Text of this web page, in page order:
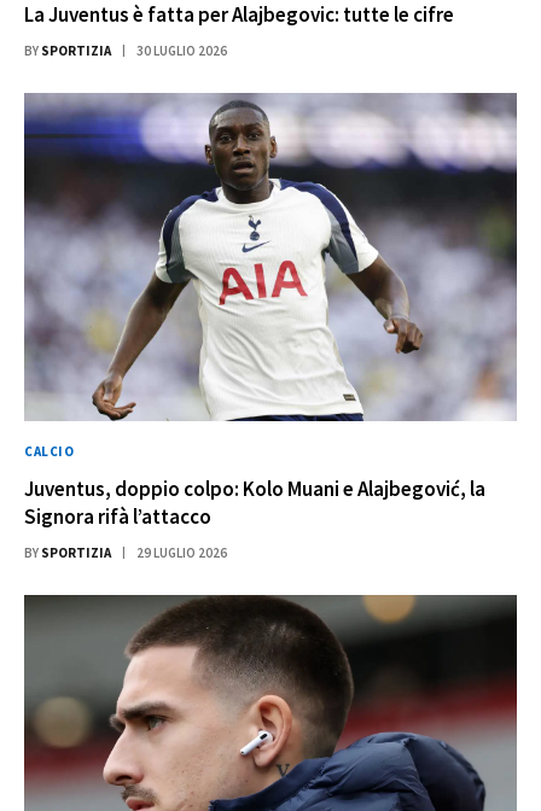
La Juventus è fatta per Alajbegovic: tutte le cifre
BY SPORTIZIA 30 LUGLIO 2026
CALCIO
Juventus, doppio colpo: Kolo Muani e Alajbegović, la
Signora rifà l’attacco
BY SPORTIZIA 29 LUGLIO 2026